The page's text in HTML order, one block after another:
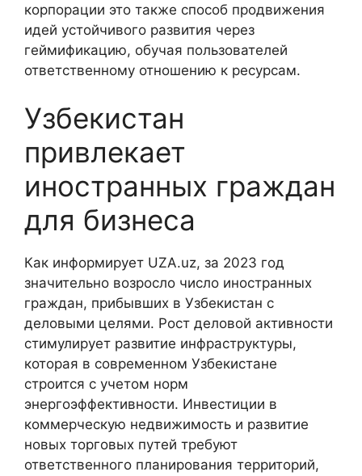
корпорации это также способ продвижения
идей устойчивого развития через
геймификацию, обучая пользователей
ответственному отношению к ресурсам.
Узбекистан
привлекает
иностранных граждан
для бизнеса
Как информирует UZA.uz, за 2023 год
значительно возросло число иностранных
граждан, прибывших в Узбекистан с
деловыми целями. Рост деловой активности
стимулирует развитие инфраструктуры,
которая в современном Узбекистане
строится с учетом норм
энергоэффективности. Инвестиции в
коммерческую недвижимость и развитие
новых торговых путей требуют
ответственного планирования территорий,